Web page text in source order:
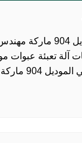
آلة تعبئة عبوات موديل
ماركة مهندس منسي